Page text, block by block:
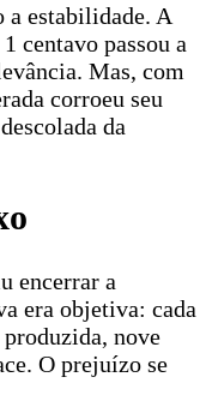
a estabilidade. A
centavo passou a
Mas, com
corroeu seu
da
encerrar a
era objetiva: cada
nove
O prejuízo se